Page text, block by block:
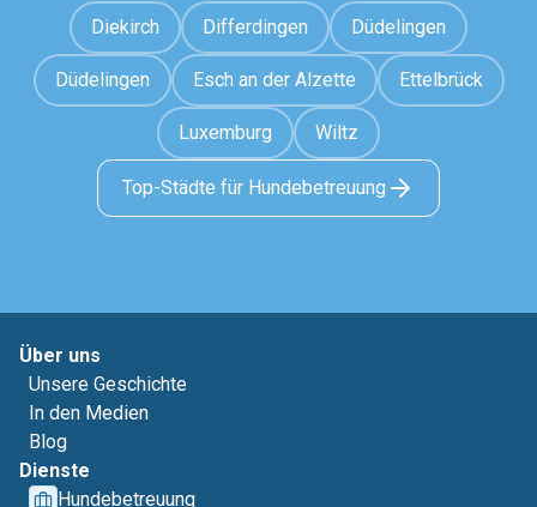
Diekirch Differdingen Düdelingen
Düdelingen Esch an der Alzette Ettelbrück
Luxemburg Wiltz
Top-Städte für Hundebetreuung
Über uns
Unsere Geschichte
In den Medien
Blog
Dienste
Hundebetreuung